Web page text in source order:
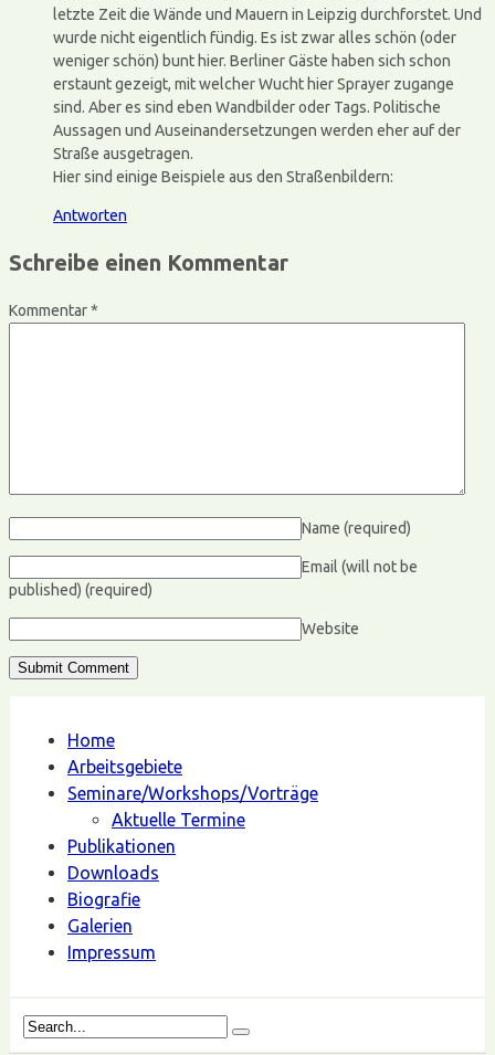
letzte Zeit die Wände und Mauern in Leipzig durchforstet. Und
wurde nicht eigentlich fündig. Es ist zwar alles schön (oder
weniger schön) bunt hier. Berliner Gäste haben sich schon
erstaunt gezeigt, mit welcher Wucht hier Sprayer zugange
sind. Aber es sind eben Wandbilder oder Tags. Politische
Aussagen und Auseinandersetzungen werden eher auf der
Straße ausgetragen.
Hier sind einige Beispiele aus den Straßenbildern:
Antworten
Schreibe einen Kommentar
Kommentar*
Name (required)
Email (will not be
published) (required)
Website
Home
Arbeitsgebiete
Seminare/Workshops/Vorträge
Aktuelle Termine
Publikationen
Downloads
Biografie
Galerien
Impressum